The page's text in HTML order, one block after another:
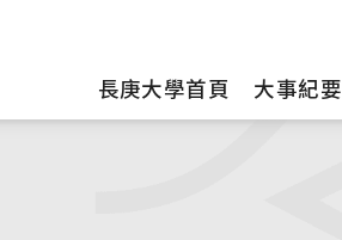
長庚大學首頁 大事紀要